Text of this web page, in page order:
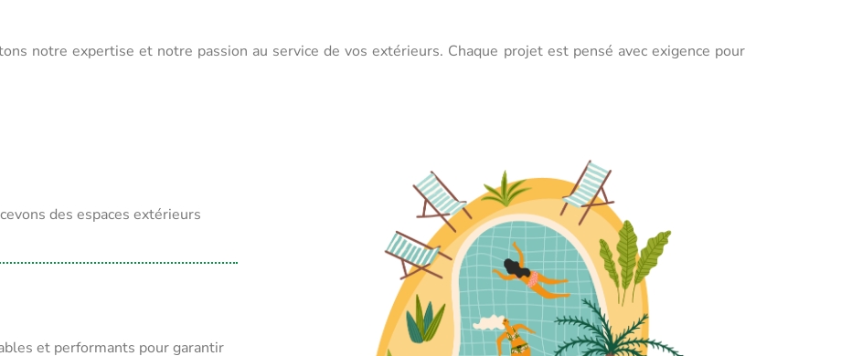
notre expertise et notre passion au service de vos extérieurs. Chaque projet est pensé avec exigence pour
des espaces extérieurs
et performants pour garantir